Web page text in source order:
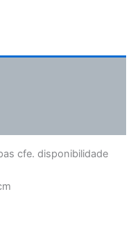
cfe. disponibilidade